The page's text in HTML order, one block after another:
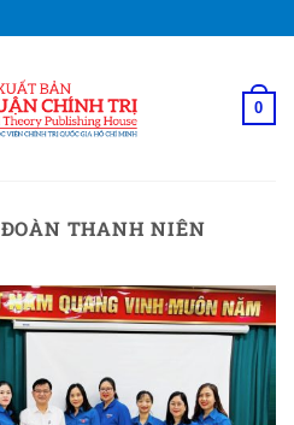
0
ĐOÀN THANH NIÊN